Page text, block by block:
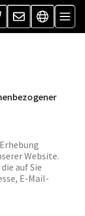
Website.
auf Sie
E-Mail-